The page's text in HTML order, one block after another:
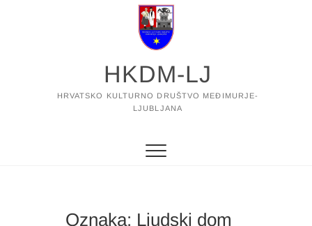
HKDM-LJ
HRVATSKO KULTURNO DRUŠTVO MEĐIMURJE-
LJUBLJANA
Oznaka: Ljudski dom